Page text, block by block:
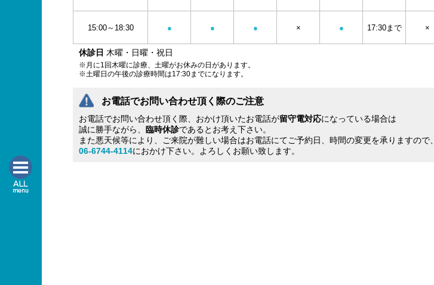
休診日 木曜・日曜・祝日
※月に1回木曜に診療、土曜がお休みの日があります。
※土曜日の午後の診療時間は17:30までになります。
15:00～18:30 ● ● ● × ● 17:30まで ×
お電話でお問い合わせ頂く際のご注意
お電話でお問い合わせ頂く際、おかけ頂いたお電話が留守電対応になっている場合は
誠に勝手ながら、 臨時休診であるとお考え下さい。
また悪天候等により、ご来院が難しい場合はお電話にてご予約日、時間の変更を承りますので、
06-6744-4114におかけ下さい。よろしくお願い致します。